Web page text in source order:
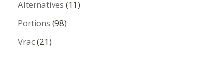
produits
Alternatives 1111
Portions 9898
Vrac 2121